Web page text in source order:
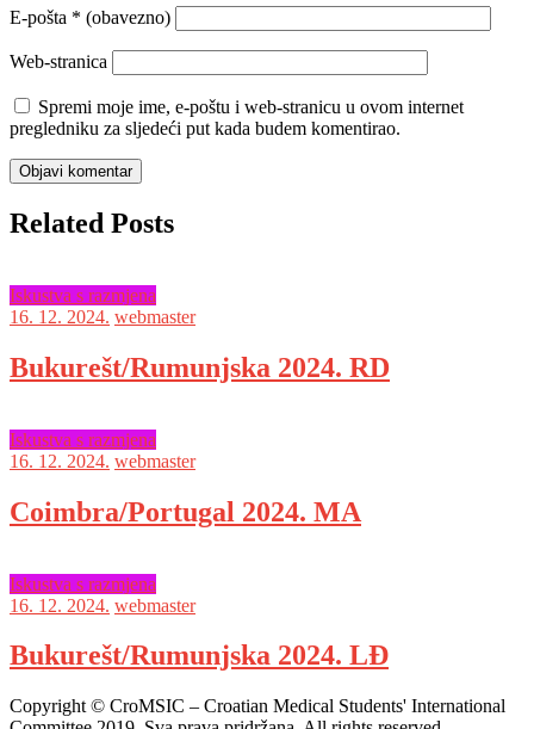
E-pošta * (obavezno)
Web-stranica
Spremi moje ime, e-poštu i web-stranicu u ovom internet
pregledniku za sljedeći put kada budem komentirao.
Related Posts
Iskustva s razmjena
16. 12. 2024. webmaster
Bukurešt/Rumunjska 2024. RD
Iskustva s razmjena
16. 12. 2024. webmaster
Coimbra/Portugal 2024. MA
Iskustva s razmjena
16. 12. 2024. webmaster
Bukurešt/Rumunjska 2024. LĐ
Copyright © CroMSIC – Croatian Medical Students' International